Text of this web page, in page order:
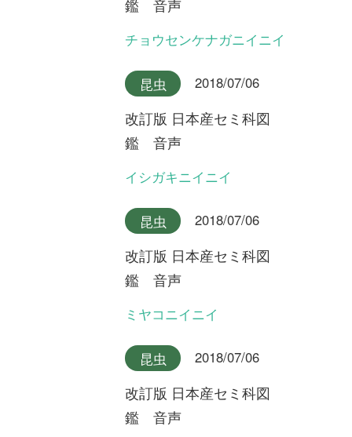
コース一覧 使い方ガイド
掲載図鑑一覧 よくある質問
有料会員利用規約｜お問い合わせ
シーについて
ープ